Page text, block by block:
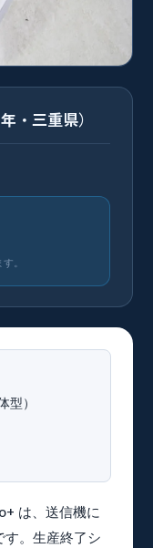
・三重県）
。
）
は、送信機に
。生産終了シ